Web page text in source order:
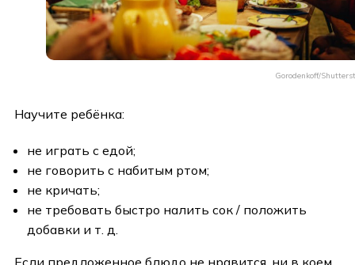
Gorodenkoff/
Научите ребёнка:
не играть с едой;
не говорить с набитым ртом;
не кричать;
не требовать быстро налить сок / положить
добавки и т. д.